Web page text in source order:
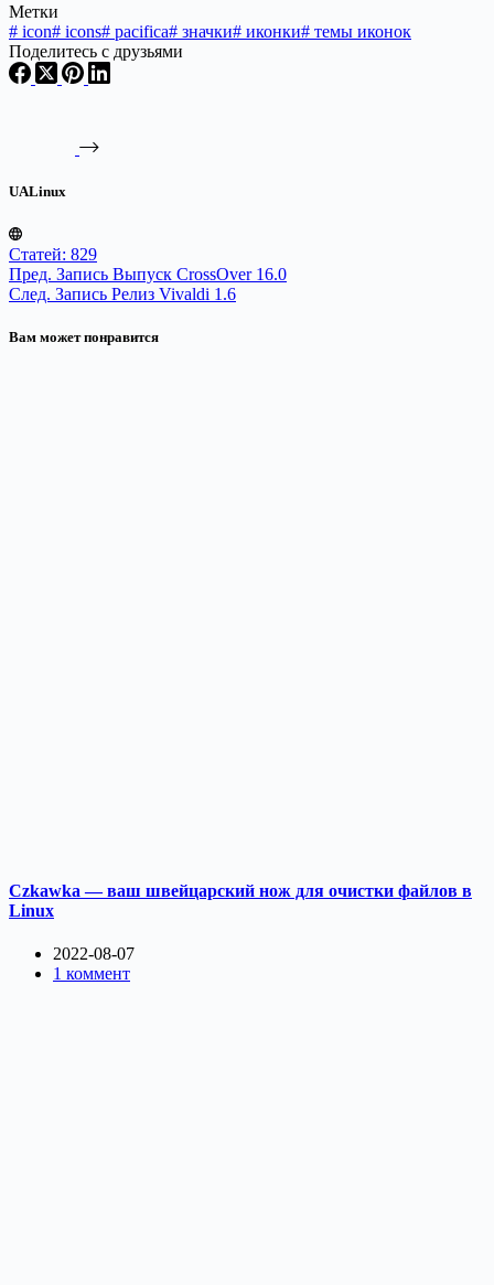
Метки
# icon# icons# pacifica# значки# иконки# темы иконок
Поделитесь с друзьями
UALinux
Статей: 829
Пред. Запись Выпуск CrossOver 16.0
След. Запись Релиз Vivaldi 1.6
Вам может понравится
Czkawka — ваш швейцарский нож для очистки файлов в
Linux
2022-08-07
1 коммент